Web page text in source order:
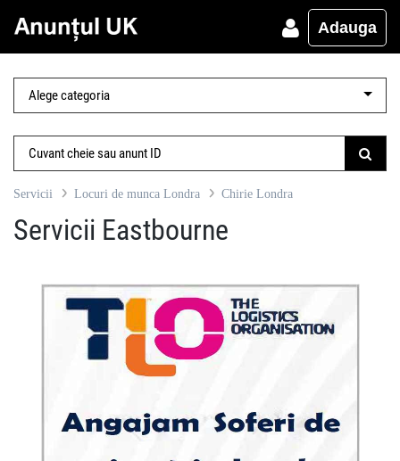
Adauga
Servicii Locuri de munca Londra Chirie Londra
Servicii Eastbourne